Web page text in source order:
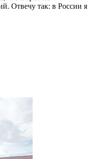
Отвечу так: в России я